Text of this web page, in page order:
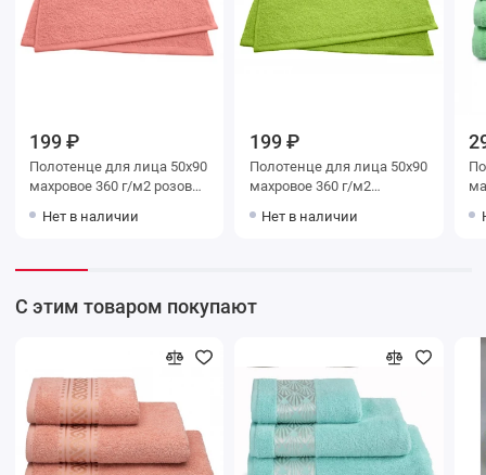
199 ₽
Полотенце для лица 50х90
махровое 360 г/м2 розовое
Нет в наличии
199 ₽
Полотенце для лица 50х90
махровое 360 г/м2
мануфактура
Нет в наличии
С этим товаром покупают